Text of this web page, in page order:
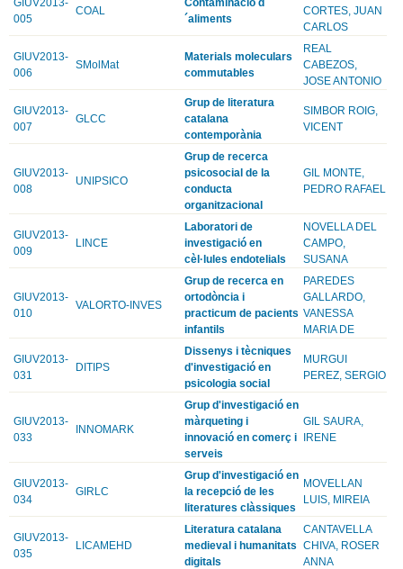
005
COAL
´aliments
CORTES, JUAN
CARLOS
GIUV2013-
006
SMolMat
Materials moleculars
commutables
REAL
CABEZOS,
JOSE ANTONIO
GIUV2013-
007
GLCC
Grup de literatura
catalana
contemporània
SIMBOR ROIG,
VICENT
GIUV2013-
008
UNIPSICO
Grup de recerca
psicosocial de la
conducta
organitzacional
GIL MONTE,
PEDRO RAFAEL
GIUV2013-
009
LINCE
Laboratori de
investigació en
cèl·lules endotelials
NOVELLA DEL
CAMPO,
SUSANA
GIUV2013-
010
VALORTO-INVES
Grup de recerca en
ortodòncia i
practicum de pacients
infantils
PAREDES
GALLARDO,
VANESSA
MARIA DE
GIUV2013-
031
DITIPS
Dissenys i tècniques
d'investigació en
psicologia social
MURGUI
PEREZ, SERGIO
GIUV2013-
033
INNOMARK
Grup d'investigació en
màrqueting i
innovació en comerç i
serveis
GIL SAURA,
IRENE
GIUV2013-
034
GIRLC
Grup d'investigació en
la recepció de les
literatures clàssiques
MOVELLAN
LUIS, MIREIA
GIUV2013-
035
LICAMEHD
Literatura catalana
medieval i humanitats
digitals
CANTAVELLA
CHIVA, ROSER
ANNA